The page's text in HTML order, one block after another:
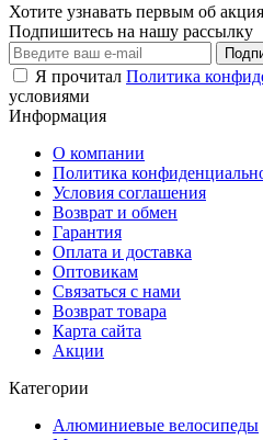
Хотите узнавать первым об
Подпишитесь на нашу рассылку
Я прочитал Политика
условиями
Информация
О компании
Политика
Условия соглашения
Возврат и обмен
Гарантия
Оплата и доставка
Оптовикам
Связаться с нами
Возврат товара
Карта сайта
Акции
Категории
Алюминиевые велосипеды